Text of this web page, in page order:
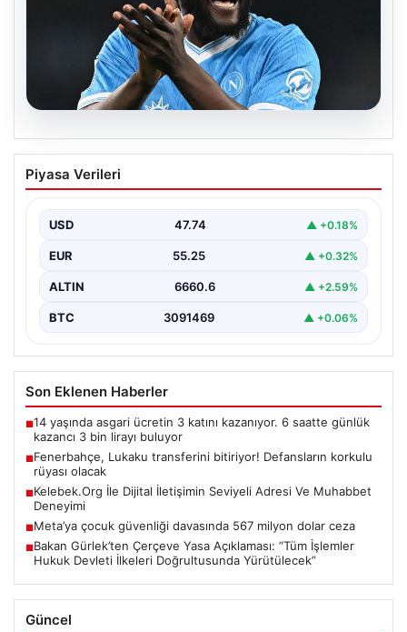
08.08.2026
Fenerbahçe, Lukaku transferini
bitiriyor! Defansların korkulu rüyası
Piyasa Verileri
USD 47.74 ▲ +0.18%
EUR 55.25 ▲ +0.32%
ALTIN 6660.6 ▲ +2.59%
BTC 3091469 ▲ +0.06%
Son Eklenen Haberler
■14 yaşında asgari ücretin 3 katını kazanıyor. 6 saatte günlük
kazancı 3 bin lirayı buluyor
■Fenerbahçe, Lukaku transferini bitiriyor! Defansların korkulu
rüyası olacak
■Kelebek.Org İle Dijital İletişimin Seviyeli Adresi Ve Muhabbet
Deneyimi
■Meta’ya çocuk güvenliği davasında 567 milyon dolar ceza
■Bakan Gürlek’ten Çerçeve Yasa Açıklaması: “Tüm İşlemler
Hukuk Devleti İlkeleri Doğrultusunda Yürütülecek”
Güncel